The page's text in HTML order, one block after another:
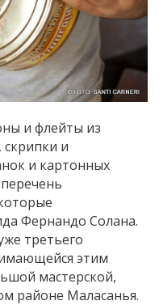
и флейты из
, скрипки и
и картонных
Фернандо Солана.
третьего
этим
мастерской,
районе Маласанья.